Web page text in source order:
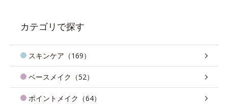
カテゴリで探す
スキンケア（169）
ベースメイク（52）
ポイントメイク（64）